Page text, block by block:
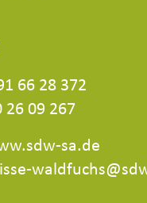
66 28 372
09 267
sa.de